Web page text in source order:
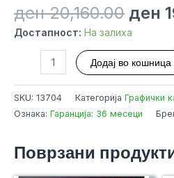
ден20,160.00
price
ден
ден
Достапност: На залиха
RTX
Додај во кошница
SKU: 13704 Категорија Графички
Ознака: Гаранција: 36 месеци
Поврзани